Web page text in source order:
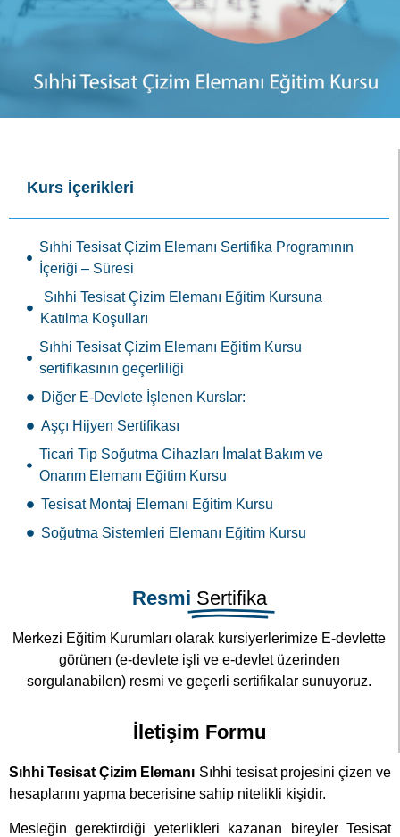
Kurs İçerikleri
Sıhhi Tesisat Çizim Elemanı Sertifika Programının
İçeriği – Süresi
Sıhhi Tesisat Çizim Elemanı Eğitim Kursuna
Katılma Koşulları
Sıhhi Tesisat Çizim Elemanı Eğitim Kursu
sertifikasının geçerliliği
Diğer E-Devlete İşlenen Kurslar:
Aşçı Hijyen Sertifikası
Ticari Tip Soğutma Cihazları İmalat Bakım ve
Onarım Elemanı Eğitim Kursu
Tesisat Montaj Elemanı Eğitim Kursu
Soğutma Sistemleri Elemanı Eğitim Kursu
Resmi Sertifika
Merkezi Eğitim Kurumları olarak kursiyerlerimize E-devlette
görünen (e-devlete işli ve e-devlet üzerinden
sorgulanabilen) resmi ve geçerli sertifikalar sunuyoruz.
İletişim Formu
Sıhhi Tesisat Çizim Elemanı Sıhhi tesisat projesini çizen ve
hesaplarını yapma becerisine sahip nitelikli kişidir.
Mesleğin gerektirdiği yeterlikleri kazanan bireyler Tesisat